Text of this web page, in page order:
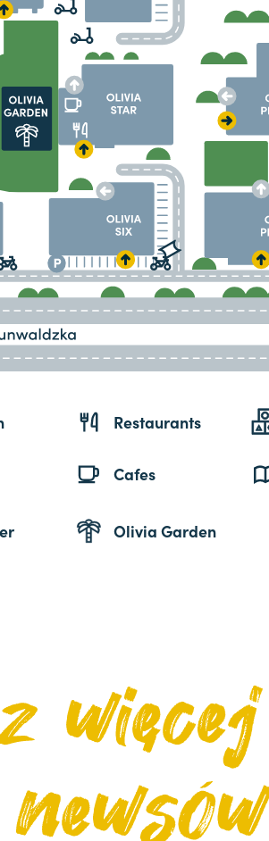
Restaurants
Cafes
Olivia Garden